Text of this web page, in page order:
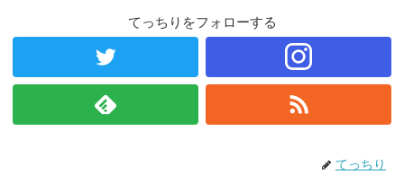
てっちりをフォローする
てっちり